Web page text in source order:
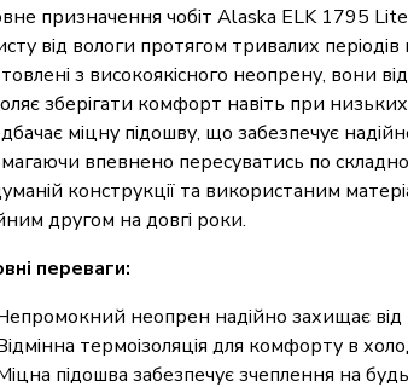
призначення чобіт Alaska ELK 1795
від вологи протягом тривалих
з високоякісного неопрену, вони
зберігати комфорт навіть при
міцну підошву, що забезпечує
впевнено пересуватись по
конструкції та використаним
другом на довгі роки.
переваги:
неопрен надійно захищає від
термоізоляція для комфорту в
підошва забезпечує зчеплення на